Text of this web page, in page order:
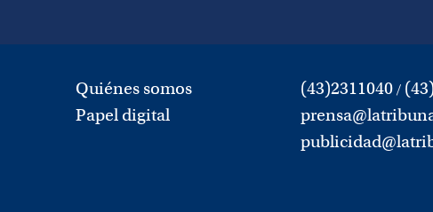
Quiénes somos
Papel digital
(43)2311040 /